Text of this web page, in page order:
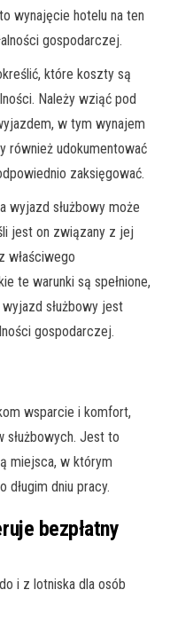
wynajęcie hotelu na ten
gospodarczej.
które koszty są
Należy wziąć pod
w tym wynajem
również udokumentować
zaksięgować.
wyjazd służbowy może
jest on związany z jej
właściwego
te warunki są spełnione,
służbowy jest
gospodarczej.
wsparcie i komfort,
Jest to
miejsca, w którym
dniu pracy.
bezpłatny
i z lotniska dla osób